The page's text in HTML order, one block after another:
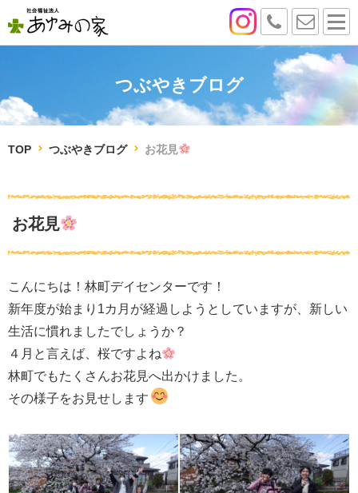
つぶやきブログ
TOP つぶやきブログ お花見
お花見
こんにちは！林町デイセンターです！
新年度が始まり1カ月が経過しようとしていますが、新しい
生活に慣れましたでしょうか？
４月と言えば、桜ですよね
林町でもたくさんお花見へ出かけました。
その様子をお見せします